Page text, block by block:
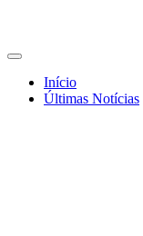
Início
Últimas Notícias